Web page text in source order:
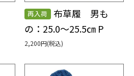
再入荷
布草履 男も
の：25.0～25.5㎝ P
2,200円(税込)